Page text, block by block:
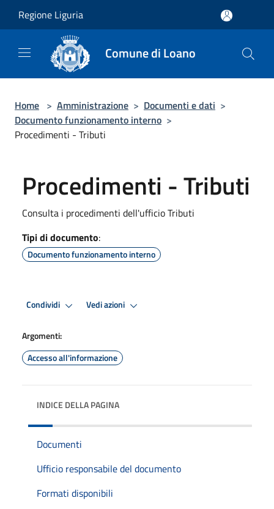
Regione Liguria
Comune di Loano
Home > Amministrazione > Documenti e dati >
Documento funzionamento interno >
Procedimenti - Tributi
Procedimenti - Tributi
Consulta i procedimenti dell'ufficio Tributi
Tipi di documento:
Documento funzionamento interno
Condividi Vedi azioni
Argomenti:
Accesso all'informazione
INDICE DELLA PAGINA
Documenti
Ufficio responsabile del documento
Formati disponibili